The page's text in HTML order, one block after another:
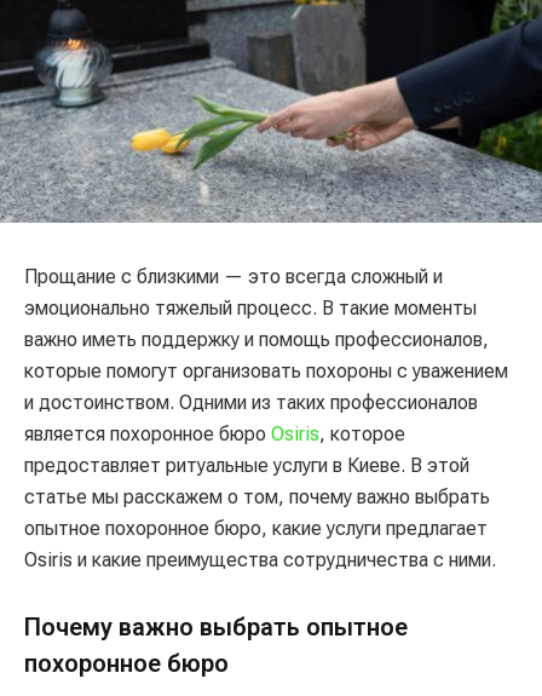
Прощание с близкими — это всегда сложный и
эмоционально тяжелый процесс. В такие моменты
важно иметь поддержку и помощь профессионалов,
которые помогут организовать похороны с уважением
и достоинством. Одними из таких профессионалов
является похоронное бюро Osiris, которое
предоставляет ритуальные услуги в Киеве. В этой
статье мы расскажем о том, почему важно выбрать
опытное похоронное бюро, какие услуги предлагает
Osiris и какие преимущества сотрудничества с ними.
Почему важно выбрать опытное
похоронное бюро